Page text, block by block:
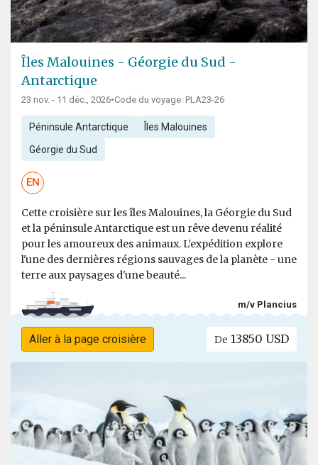
Îles Malouines - Géorgie du Sud -
Antarctique
23 nov. - 11 déc., 2026•Code du voyage: PLA23-26
Péninsule Antarctique Îles Malouines
Géorgie du Sud
EN
Cette croisière sur les îles Malouines, la Géorgie du Sud
et la péninsule Antarctique est un rêve devenu réalité
pour les amoureux des animaux. L'expédition explore
l'une des dernières régions sauvages de la planète - une
terre aux paysages d'une beauté...
m/v Plancius
Aller à la page croisière De 13850 USD